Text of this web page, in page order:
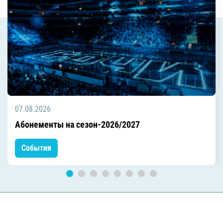
07.08.2026
Абонементы на сезон-2026/2027
События